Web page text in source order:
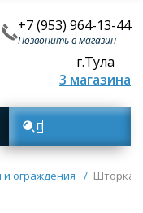
+7 (953) 964-13-44
Позвонить в магазин
г.Тула
3 магазина
Поиск товаров
ограждения / Шторка